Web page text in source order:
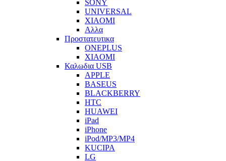
SONY
UNIVERSAL
XIAOMI
Αλλα
Προστατευτικα
ONEPLUS
XIAOMI
Καλωδια USB
APPLE
BASEUS
BLACKBERRY
HTC
HUAWEI
iPad
iPhone
iPod/MP3/MP4
KUCIPA
LG